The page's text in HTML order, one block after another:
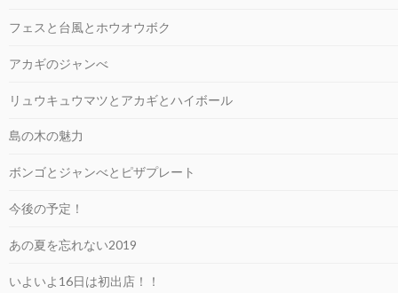
フェスと台風とホウオウボク
アカギのジャンべ
リュウキュウマツとアカギとハイボール
島の木の魅力
ボンゴとジャンべとピザプレート
今後の予定！
あの夏を忘れない2019
いよいよ16日は初出店！！